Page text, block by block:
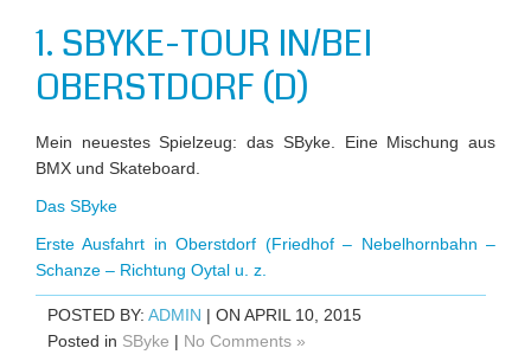
1. SBYKE-TOUR IN/BEI
OBERSTDORF (D)
Mein neuestes Spielzeug: das SByke. Eine Mischung aus
BMX und Skateboard.
Das SByke
Erste Ausfahrt in Oberstdorf (Friedhof – Nebelhornbahn –
Schanze – Richtung Oytal u. z.
POSTED BY: ADMIN | ON APRIL 10, 2015
Posted in SByke | No Comments »